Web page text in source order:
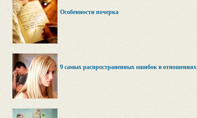
Особенности почерка
9 самых распространенных ошибок в отношениях